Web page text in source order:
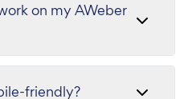
on my AWeber
friendly?